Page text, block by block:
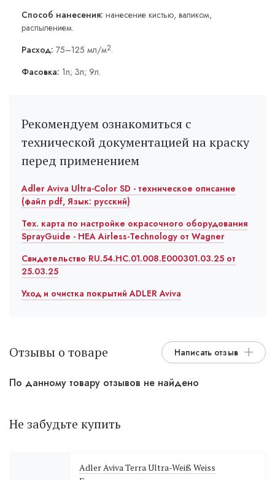
Способ нанесения: нанесение кистью, валиком,
распылением.
Расход: 75–125 мл/м2.
Фасовка: 1л; 3л; 9л.
Рекомендуем ознакомиться с
технической документацией на краску
перед применением
Adler Aviva Ultra-Color SD - техническое описание
(файл pdf, Язык: русский)
Тех. карта по настройке окрасочного оборудования
SprayGuide - HEA Airless-Technology от Wagner
Свидетельство RU.54.HC.01.008.E000301.03.25 от
25.03.25
Уход и очистка покрытий ADLER Aviva
Отзывы о товаре Написать отзыв
По данному товару отзывов не найдено
Не забудьте купить
Adler Aviva Terra Ultra-Weiß Weiss